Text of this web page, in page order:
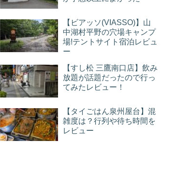
【ビアッソ(VIASSO)】山
中湖村平野の穴場キャンプ
場!テントサイト宿泊レビュ
ー
【すし松 三鷹南口店】飲み
放題が話題だったので行っ
てみたレビュー！
【タイごはん泉州屋台】混
雑度は？行列や待ち時間を
レビュー